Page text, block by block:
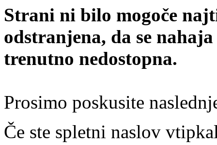
Strani ni bilo mogoče
odstranjena, da se
trenutno nedostopna.
Prosimo poskusite
Če ste spletni naslov